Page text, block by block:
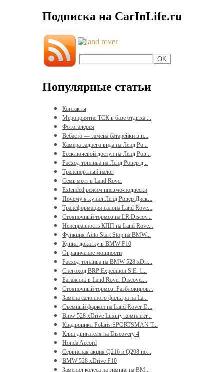
Подписка на CarInLife.ru
Популярные статьи
Контакты
Мероприятие ТСК в базе отдыха ...
Фотогалерея
Вебасто — замена батарейки в п...
Камера заднего вида на Ленд Ро...
Бесключевой доступ на Ленд Ров...
Расход топлива на Ленд Ровер д...
Транспортный налог
Семь мест в Land Rover
Extended режим пневмо-подвески
Почему я купил Ленд Ровер Диск...
Трансформация салона Land Rove...
Стояночный тормоз на LR Discov...
Неисправность КПП на Land Rove...
Функция Auto Start Stop на BMW...
Купил докатку в BMW F10
Ограничение мощности
Расход топлива на BMW 528 xDri...
Снегоход BRP Expedition S.E. 1...
Багажник в Land Rover Discover...
Стояночный тормоз. Разблокиров...
Замена салонного фильтра на La...
Съемный фаркоп на Land Rover D...
Bmw 528 xDrive Luxury комплект...
Квадроцикл Polaris SPORTSMAN T...
Клин двигателя на Discovery 4
Honda Accord
Сервисная акция Q216 и Q208 по...
BMW 528 xDrive F10
Заменил колеса на зимние на BM...